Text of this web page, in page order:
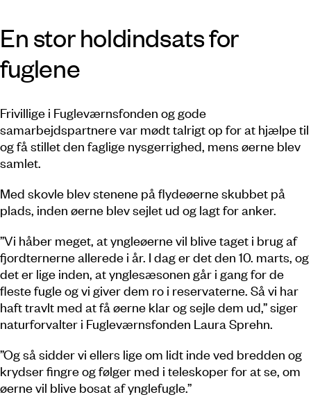
En stor holdindsats for
fuglene
Frivillige i Fugleværnsfonden og gode
samarbejdspartnere var mødt talrigt op for at hjælpe til
og få stillet den faglige nysgerrighed, mens øerne blev
samlet.
Med skovle blev stenene på flydeøerne skubbet på
plads, inden øerne blev sejlet ud og lagt for anker.
”Vi håber meget, at yngleøerne vil blive taget i brug af
fjordternerne allerede i år. I dag er det den 10. marts, og
det er lige inden, at ynglesæsonen går i gang for de
fleste fugle og vi giver dem ro i reservaterne. Så vi har
haft travlt med at få øerne klar og sejle dem ud,” siger
naturforvalter i Fugleværnsfonden Laura Sprehn.
”Og så sidder vi ellers lige om lidt inde ved bredden og
krydser fingre og følger med i teleskoper for at se, om
øerne vil blive bosat af ynglefugle.”